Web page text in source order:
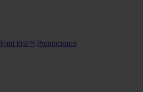
Ford Pro™ Promociones